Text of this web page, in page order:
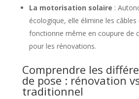
La motorisation solaire :
écologique, elle élimine les
fonctionne même en coupure de
pour les rénovations.
Comprendre les
de pose : rénovation
traditionnel